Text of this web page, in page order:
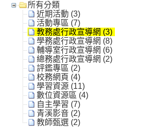
所有分類
近期活動 (3)
活動專區 (7)
教務處行政宣導網 (3)
學務處行政宣導網 (8)
輔導室行政宣導網 (6)
總務處行政宣導網 (2)
評鑑專區 (2)
校務網頁 (4)
學習資源 (11)
數位資源區 (4)
自主學習 (7)
青溪影音 (2)
教師甄選 (2)